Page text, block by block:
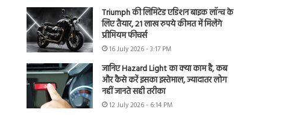
Triumph की लिमिटेड एडिशन बाइक लॉन्च के
लिए तैयार, 21 लाख रुपये कीमत में मिलेंगे
प्रीमियम फीचर्स
16 July 2026 - 3:17 PM
जानिए Hazard Light का क्या काम है, कब
और कैसे करें इसका इस्तेमाल, ज्यादातर लोग
नहीं जानते सही तरीका
12 July 2026 - 6:14 PM